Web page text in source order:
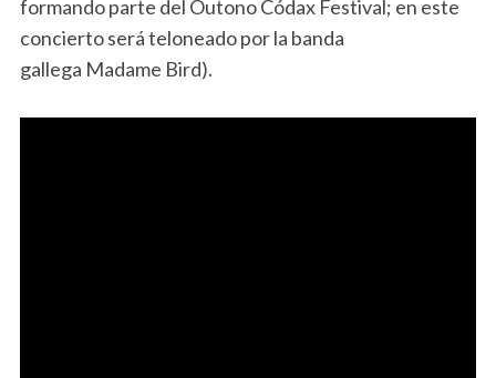
formando parte del Outono Códax Festival; en este
concierto será teloneado por la banda
gallega Madame Bird).